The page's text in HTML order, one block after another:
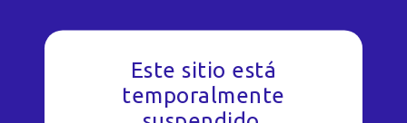
Este sitio está
temporalmente